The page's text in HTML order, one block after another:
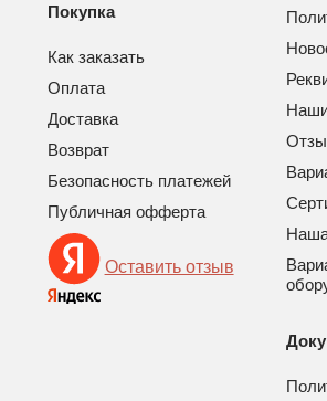
Покупка
Как заказать
Оплата
Доставка
Возврат
Безопасность платежей
Публичная офферта
Оставить отзыв